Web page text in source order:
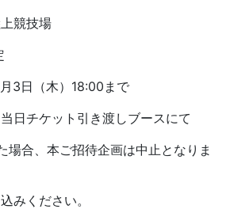
競技場
3日（木）18:00まで
日チケット引き渡しブースにて
場合、本ご招待企画は中止となりま
みください。